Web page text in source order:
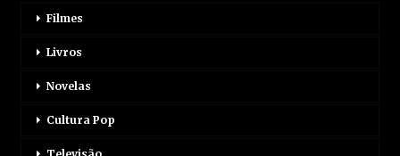
Filmes
Livros
Novelas
Cultura Pop